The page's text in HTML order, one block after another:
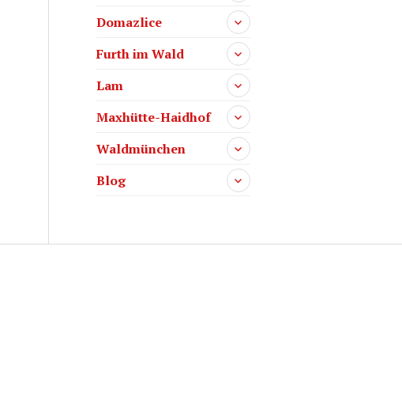
Domazlice
Furth im Wald
Lam
Maxhütte-Haidhof
Waldmünchen
Blog